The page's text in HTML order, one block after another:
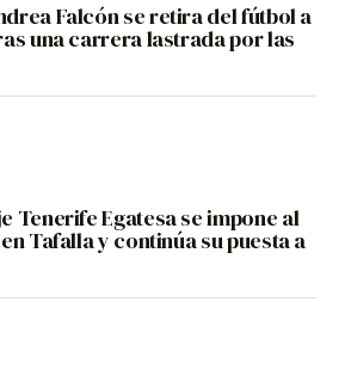
Falcón se retira del fútbol a
una carrera lastrada por las
Tenerife Egatesa se impone al
Tafalla y continúa su puesta a